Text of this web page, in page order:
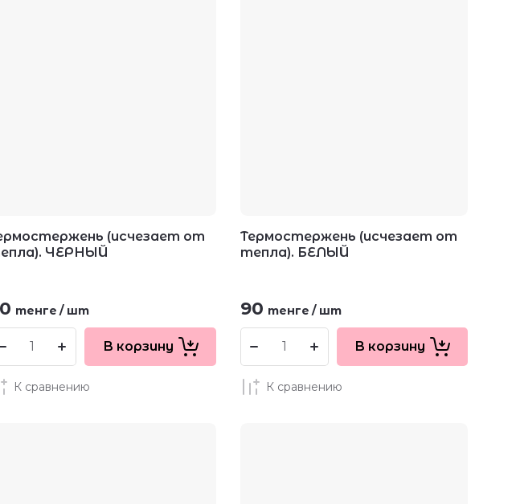
(исчезает от
ЧЕРНЫЙ
тенге /шт
В корзину
К сравнению
Термостержень (исчезает от
тепла). БЕЛЫЙ
90 тенге /шт
В корзину
К сравнению